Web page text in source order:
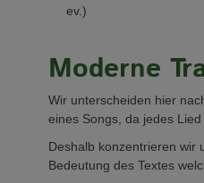
ev.)
Moderne
Wir unterscheiden hier
eines Songs, da jedes
Deshalb konzentrieren wir
Bedeutung des Textes